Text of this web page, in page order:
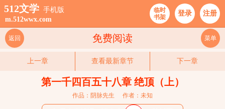
512文学 手机版
m.512wwx.com
临时
书架
登录 注册
免费阅读
返回 菜单
上一章 查看最新章节 下一章
第一千四百五十八章 绝顶（上）
作品：阴脉先生 作者：未知